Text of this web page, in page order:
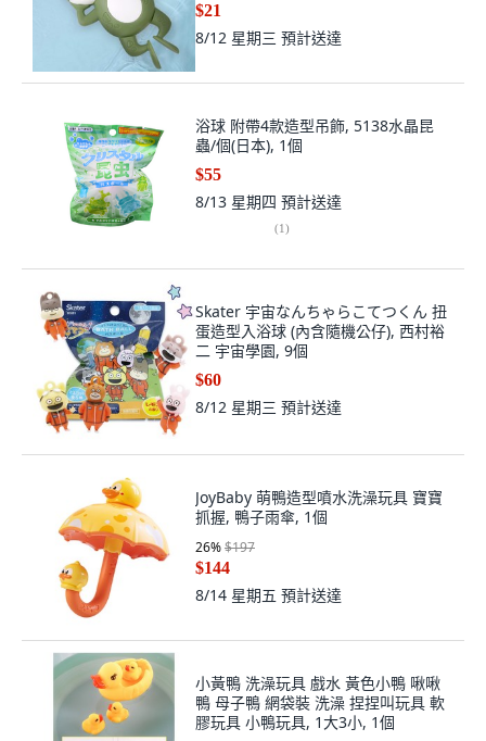
$21
8/12 星期三 預計送達
浴球 附帶4款造型吊飾, 5138水晶昆
蟲/個(日本), 1個
$55
8/13 星期四 預計送達
(1)
Skater 宇宙なんちゃらこてつくん 扭
蛋造型入浴球 (內含隨機公仔), 西村裕
二 宇宙學園, 9個
$60
8/12 星期三 預計送達
JoyBaby 萌鴨造型噴水洗澡玩具 寶寶
抓握, 鴨子雨傘, 1個
26%$197
$144
8/14 星期五 預計送達
小黃鴨 洗澡玩具 戲水 黃色小鴨 啾啾
鴨 母子鴨 網袋裝 洗澡 捏捏叫玩具 軟
膠玩具 小鴨玩具, 1大3小, 1個